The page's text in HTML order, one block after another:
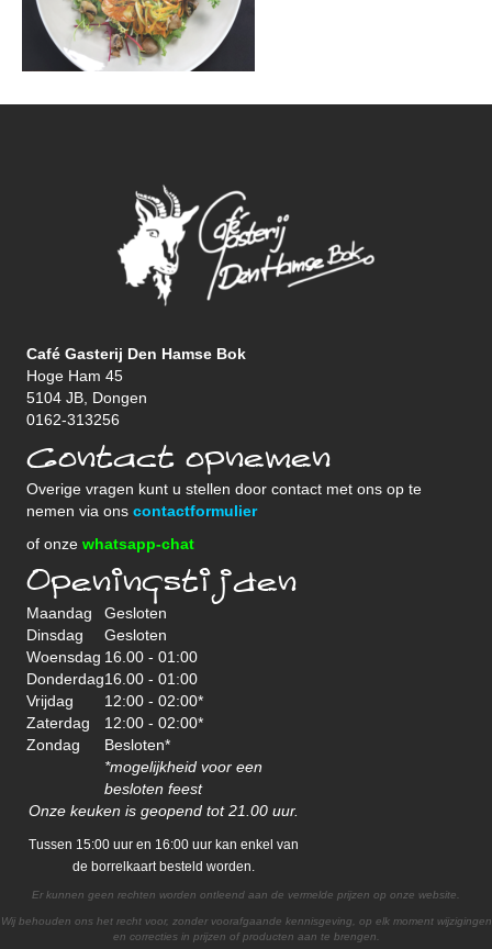
Café Gasterij Den Hamse Bok
Hoge Ham 45
5104 JB, Dongen
0162-313256
Contact opnemen
Overige vragen kunt u stellen door contact met ons op te
nemen via ons contactformulier
of onze whatsapp-chat
Openingstijden
Maandag
Gesloten
Dinsdag
Gesloten
Woensdag 16.00 - 01:00
Donderdag16.00 - 01:00
Vrijdag
12:00 - 02:00*
Zaterdag
12:00 - 02:00*
Zondag
Besloten*
*mogelijkheid voor een
besloten feest
Onze keuken is geopend tot 21.00 uur.
Tussen 15:00 uur en 16:00 uur kan enkel van
de borrelkaart besteld worden.
Er kunnen geen rechten worden ontleend aan de vermelde prijzen op onze website.
Wij behouden ons het recht voor, zonder voorafgaande kennisgeving, op elk moment wijzigingen
en correcties in prijzen of producten aan te brengen.